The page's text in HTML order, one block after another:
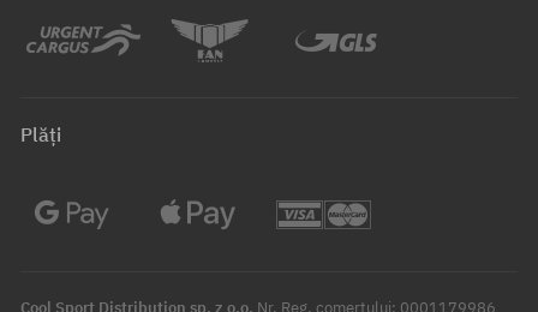
Plăți
Cool Sport Distribution sp. z o.o. Nr. Reg. comerțului: 0001179986